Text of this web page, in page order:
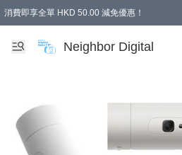
消費即享全單 HKD 50.00 減免優惠！
Neighbor Digital